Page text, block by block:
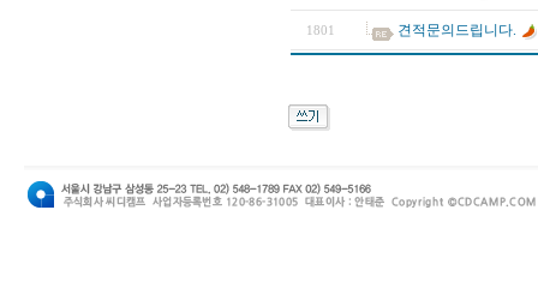
1801 견적문의드립니다.